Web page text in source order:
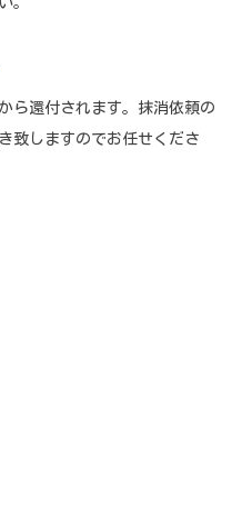
ら還付されます。抹消依頼の
致しますのでお任せくださ